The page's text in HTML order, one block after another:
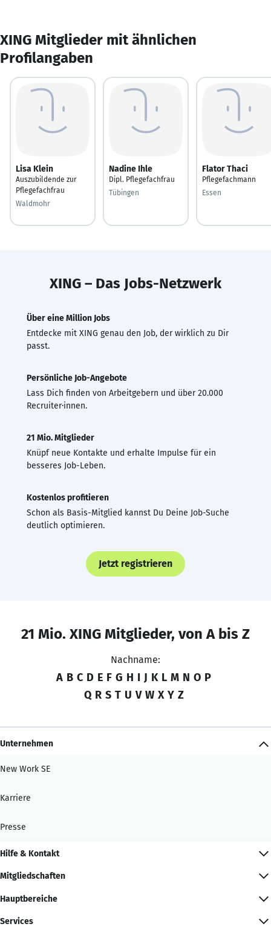
XING Mitglieder mit ähnlichen
Profilangaben
Lisa Klein
Auszubildende zur
Pflegefachfrau
Waldmohr
Nadine Ihle
Dipl. Pflegefachfrau
Tübingen
Flator Thaci
Pflegefachmann
Essen
XING – Das Jobs-Netzwerk
Über eine Million Jobs
Entdecke mit XING genau den Job, der wirklich zu Dir
passt.
Persönliche Job-Angebote
Lass Dich finden von Arbeitgebern und über 20.000
Recruiter·innen.
21 Mio. Mitglieder
Knüpf neue Kontakte und erhalte Impulse für ein
besseres Job-Leben.
Kostenlos profitieren
Schon als Basis-Mitglied kannst Du Deine Job-Suche
deutlich optimieren.
Jetzt registrieren
21 Mio. XING Mitglieder, von A bis Z
Nachname:
A B C D E F G H I J K L M N O P
Q R S T U V W X Y Z
Unternehmen
New Work SE
Karriere
Presse
Hilfe & Kontakt
Mitgliedschaften
Hauptbereiche
Services